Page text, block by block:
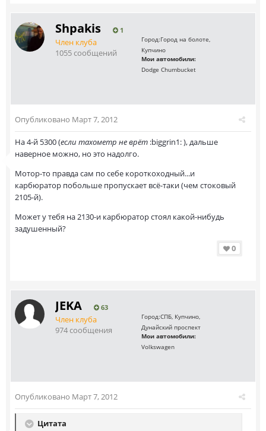
Shpakis 1
Член клуба
1055 сообщений
Город:Город на болоте,
Купчино
Мои автомобили:
Dodge Chumbucket
Опубликовано Март 7, 2012
На 4-й 5300 (если тахометр не врёт :biggrin1: ), дальше
наверное можно, но это надолго.
Мотор-то правда сам по себе короткоходный...и
карбюратор побольше пропускает всё-таки (чем стоковый
2105-й).
Может у тебя на 2130-и карбюратор стоял какой-нибудь
задушенный?
0
JEKA 63
Член клуба
974 сообщения
Город:СПБ, Купчино,
Дунайский проспект
Мои автомобили:
Volkswagen
Опубликовано Март 7, 2012
Цитата